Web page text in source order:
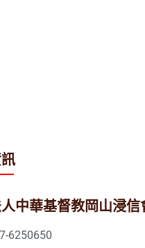
中華基督教岡山浸信
6250650